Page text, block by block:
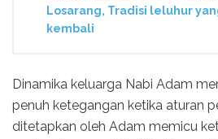
Losarang, Tradisi leluhur
kembali
Dinamika keluarga Nabi Adam
penuh ketegangan ketika aturan
ditetapkan oleh Adam memicu